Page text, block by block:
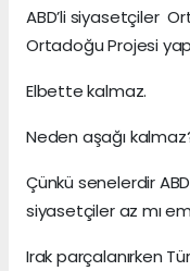
ABD’li siyasetçiler
Ortadoğu Projesi
Elbette kalmaz.
Neden aşağı
Çünkü senelerdir ABD
siyasetçiler az mı
Irak parçalanırken